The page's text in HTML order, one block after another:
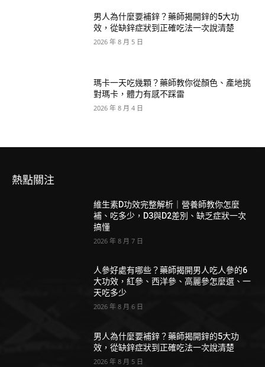
男人為什麼要補鋅？藥師揭開鋅的5大功
效，從缺鋅症狀到正確吃法一次說清楚
2026 年 8 月 5 日
瑪卡一天吃幾顆？藥師教你從顏色、產地挑
對瑪卡，體力有感不踩雷
2026 年 8 月 4 日
熱點關注
維生素D功效完整解析｜營養師教你怎麼
補、吃多少，D3與D2差別、缺乏症狀一次
搞懂
2026 年 8 月 7 日
人參好處有哪些？藥師揭開男人吃人參的6
大功效，紅參、西洋參、高麗參怎麼選、一
天吃多少
2026 年 8 月 6 日
男人為什麼要補鋅？藥師揭開鋅的5大功
效，從缺鋅症狀到正確吃法一次說清楚
2026 年 8 月 5 日